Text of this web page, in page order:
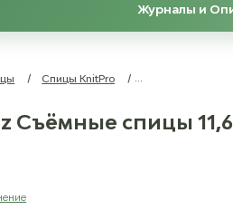
Журналы и
/ Спицы KnitPro /
Съёмные спицы